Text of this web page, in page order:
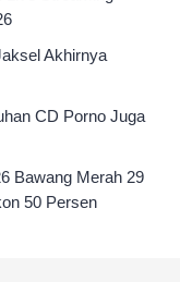
Akhirnya
CD Porno Juga
Bawang Merah 29
50 Persen